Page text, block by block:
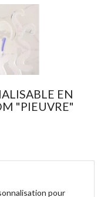
EN
"PIEUVRE"
pour